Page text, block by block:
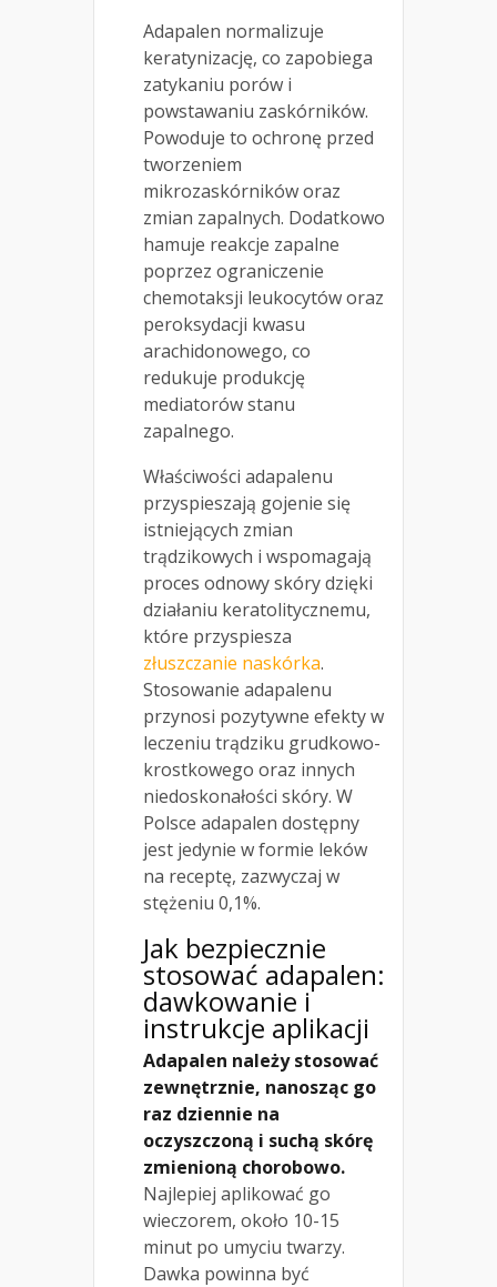
Adapalen normalizuje
keratynizację, co zapobiega
zatykaniu porów i
powstawaniu zaskórników.
Powoduje to ochronę przed
tworzeniem
mikrozaskórników oraz
zmian zapalnych. Dodatkowo
hamuje reakcje zapalne
poprzez ograniczenie
chemotaksji leukocytów oraz
peroksydacji kwasu
arachidonowego, co
redukuje produkcję
mediatorów stanu
zapalnego.
Właściwości adapalenu
przyspieszają gojenie się
istniejących zmian
trądzikowych i wspomagają
proces odnowy skóry dzięki
działaniu keratolitycznemu,
które przyspiesza
złuszczanie naskórka.
Stosowanie adapalenu
przynosi pozytywne efekty w
leczeniu trądziku grudkowo-
krostkowego oraz innych
niedoskonałości skóry. W
Polsce adapalen dostępny
jest jedynie w formie leków
na receptę, zazwyczaj w
stężeniu 0,1%.
Jak bezpiecznie
stosować adapalen:
dawkowanie i
instrukcje aplikacji
Adapalen należy stosować
zewnętrznie, nanosząc go
raz dziennie na
oczyszczoną i suchą skórę
zmienioną chorobowo.
Najlepiej aplikować go
wieczorem, około 10-15
minut po umyciu twarzy.
Dawka powinna być